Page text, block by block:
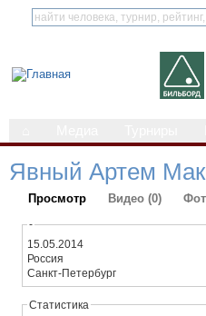
Явный Артем
Просмотр Видео (0)
-
15.05.2014
Россия
Санкт-Петербург
Статистика